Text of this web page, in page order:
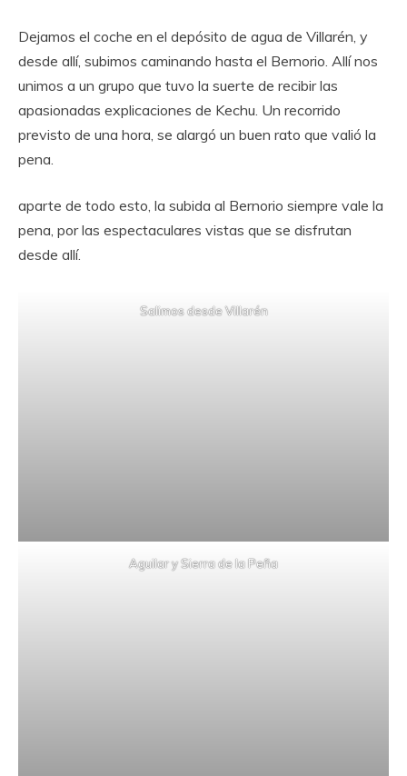
Dejamos el coche en el depósito de agua de Villarén, y
desde allí, subimos caminando hasta el Bernorio. Allí nos
unimos a un grupo que tuvo la suerte de recibir las
apasionadas explicaciones de Kechu. Un recorrido
previsto de una hora, se alargó un buen rato que valió la
pena.
aparte de todo esto, la subida al Bernorio siempre vale la
pena, por las espectaculares vistas que se disfrutan
desde allí.
Salimos desde Villarén
Aguilar y Sierra de la Peña